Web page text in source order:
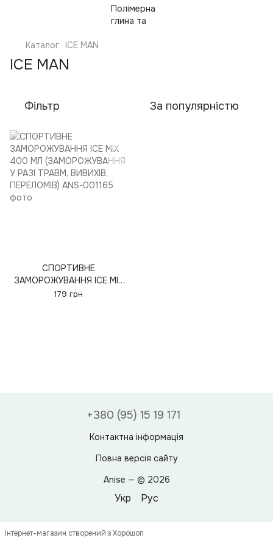
Каталог ICE MAN
ICE MAN
Фільтр За популярністю
СПОРТИВНЕ
ЗАМОРОЖУВАННЯ ICE MIX
400 МЛ (ЗАМОРОЖУВАННЯ
179 грн
+380 (95) 15 19 171
Контактна інформація
Повна версія сайту
Anise — © 2026
Укр Рус
Інтернет-магазин створений з Хорошоп